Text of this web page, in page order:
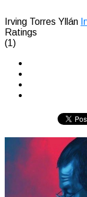
Irving Torres Yllán
Ratings
(1)